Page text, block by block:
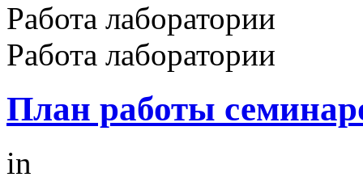
Работа лаборатории
Работа лаборатории
План работы
in